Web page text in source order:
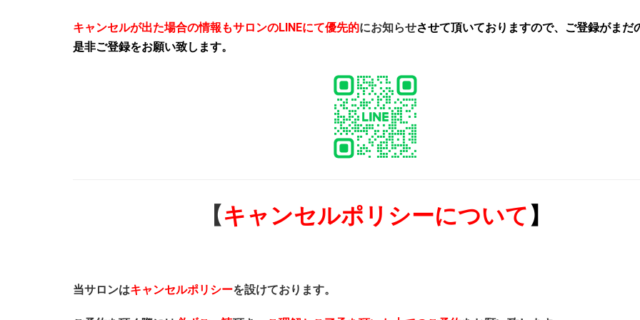
キャンセルが出た場合の情報もサロンのLINEにて優先的にお知らせさせて頂いておりますので、ご登録がまだ
是非ご登録をお願い致します。
【キャンセルポリシーについて 】
当サロンはキャンセルポリシーを設けております。